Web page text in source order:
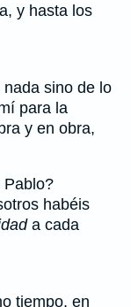
y hasta los
sino de lo
para la
y en obra,
Pablo?
habéis
a cada
tiempo, en